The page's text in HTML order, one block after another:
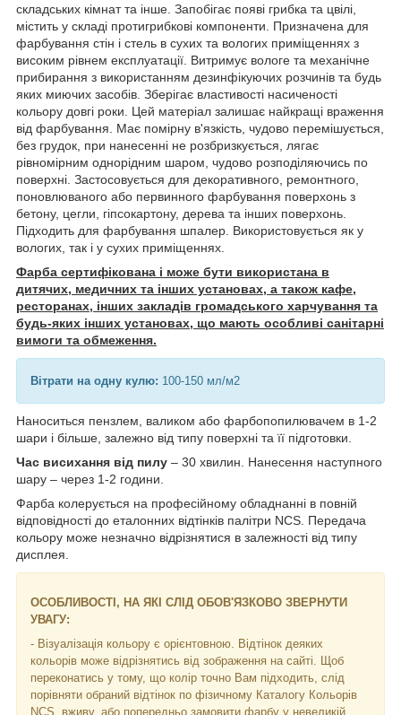
складських кімнат та інше. Запобігає появі грибка та цвілі,
містить у складі протигрибкові компоненти. Призначена для
фарбування стін і стель в сухих та вологих приміщеннях з
високим рівнем експлуатації. Витримує вологе та механічне
прибирання з використанням дезинфікуючих розчинів та будь
яких миючих засобів. Зберігає властивості насиченості
кольору довгі роки. Цей матеріал залишає найкращі враження
від фарбування. Має помірну в'язкість, чудово перемішується,
без грудок, при нанесенні не розбризкується, лягає
рівномірним однорідним шаром, чудово розподіляючись по
поверхні. Застосовується для декоративного, ремонтного,
поновлюваного або первинного фарбування поверхонь з
бетону, цегли, гіпсокартону, дерева та інших поверхонь.
Підходить для фарбування шпалер. Використовується як у
вологих, так і у сухих приміщеннях.
Фарба сертифікована і може бути використана в
дитячих, медичних та інших установах, а також кафе,
ресторанах, інших закладів громадського харчування та
будь-яких інших установах, що мають особливі санітарні
вимоги та обмеження.
Вітрати на одну кулю: 100-150 мл/м2
Наноситься пензлем, валиком або фарбопопилювачем в 1-2
шари і більше, залежно від типу поверхні та її підготовки.
Час висихання від пилу – 30 хвилин. Нанесення наступного
шару – через 1-2 години.
Фарба колерується на професійному обладнанні в повній
відповідності до еталонних відтінків палітри NCS. Передача
кольору може незначно відрізнятися в залежності від типу
дисплея.
ОСОБЛИВОСТІ, НА ЯКІ СЛІД ОБОВ'ЯЗКОВО ЗВЕРНУТИ
УВАГУ:
- Візуалізація кольору є орієнтовною. Відтінок деяких
кольорів може відрізнятись від зображення на сайті. Щоб
переконатись у тому, що колір точно Вам підходить, слід
порівняти обраний відтінок по фізичному Каталогу Кольорів
NCS, вживу, або попередньо замовити фарбу у невеликій